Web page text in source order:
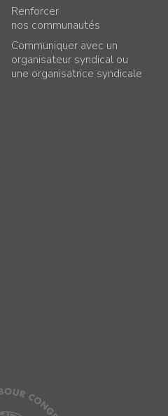
Renforcer
nos communautés
Communiquer avec un
organisateur syndical ou
une organisatrice syndicale